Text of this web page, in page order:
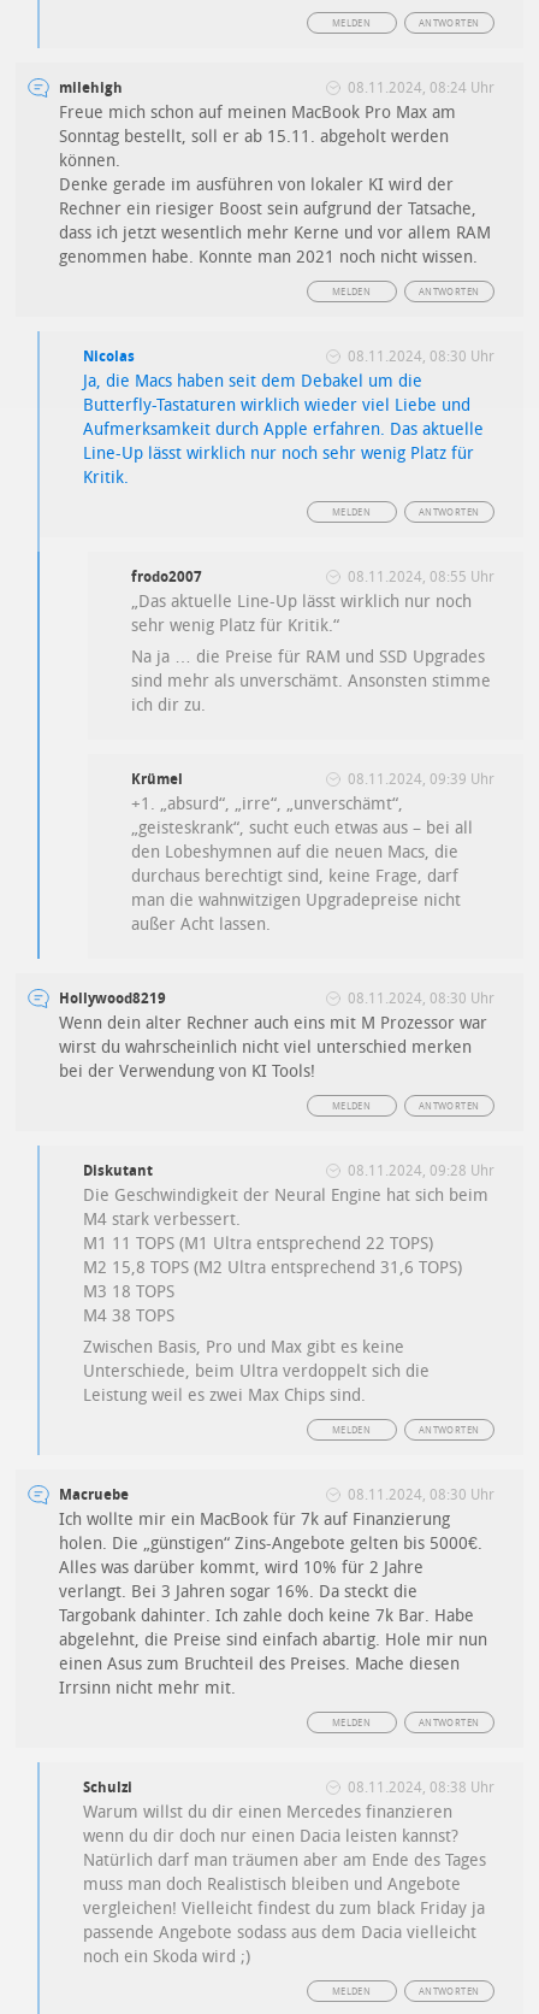
ANTWORTEN
MELDEN
milehigh 08.11.2024, 08:24 Uhr
Freue mich schon auf meinen MacBook Pro Max am
Sonntag bestellt, soll er ab 15.11. abgeholt werden
können.
Denke gerade im ausführen von lokaler KI wird der
Rechner ein riesiger Boost sein aufgrund der Tatsache,
dass ich jetzt wesentlich mehr Kerne und vor allem RAM
genommen habe. Konnte man 2021 noch nicht wissen.
ANTWORTEN
MELDEN
Nicolas 08.11.2024, 08:30 Uhr
Ja, die Macs haben seit dem Debakel um die
Butterfly-Tastaturen wirklich wieder viel Liebe und
Aufmerksamkeit durch Apple erfahren. Das aktuelle
Line-Up lässt wirklich nur noch sehr wenig Platz für
Kritik.
ANTWORTEN
MELDEN
frodo2007 08.11.2024, 08:55 Uhr
„Das aktuelle Line-Up lässt wirklich nur noch
sehr wenig Platz für Kritik.“
Na ja … die Preise für RAM und SSD Upgrades
sind mehr als unverschämt. Ansonsten stimme
ich dir zu.
Krümel 08.11.2024, 09:39 Uhr
+1. „absurd“, „irre“, „unverschämt“,
„geisteskrank“, sucht euch etwas aus – bei all
den Lobeshymnen auf die neuen Macs, die
durchaus berechtigt sind, keine Frage, darf
man die wahnwitzigen Upgradepreise nicht
außer Acht lassen.
Hollywood8219 08.11.2024, 08:30 Uhr
Wenn dein alter Rechner auch eins mit M Prozessor war
wirst du wahrscheinlich nicht viel unterschied merken
bei der Verwendung von KI Tools!
ANTWORTEN
MELDEN
Diskutant 08.11.2024, 09:28 Uhr
Die Geschwindigkeit der Neural Engine hat sich beim
M4 stark verbessert.
M1 11 TOPS (M1 Ultra entsprechend 22 TOPS)
M2 15,8 TOPS (M2 Ultra entsprechend 31,6 TOPS)
M3 18 TOPS
M4 38 TOPS
Zwischen Basis, Pro und Max gibt es keine
Unterschiede, beim Ultra verdoppelt sich die
Leistung weil es zwei Max Chips sind.
ANTWORTEN
MELDEN
Macruebe 08.11.2024, 08:30 Uhr
Ich wollte mir ein MacBook für 7k auf Finanzierung
holen. Die „günstigen“ Zins-Angebote gelten bis 5000€.
Alles was darüber kommt, wird 10% für 2 Jahre
verlangt. Bei 3 Jahren sogar 16%. Da steckt die
Targobank dahinter. Ich zahle doch keine 7k Bar. Habe
abgelehnt, die Preise sind einfach abartig. Hole mir nun
einen Asus zum Bruchteil des Preises. Mache diesen
Irrsinn nicht mehr mit.
ANTWORTEN
MELDEN
Schulzi 08.11.2024, 08:38 Uhr
Warum willst du dir einen Mercedes finanzieren
wenn du dir doch nur einen Dacia leisten kannst?
Natürlich darf man träumen aber am Ende des Tages
muss man doch Realistisch bleiben und Angebote
vergleichen! Vielleicht findest du zum black Friday ja
passende Angebote sodass aus dem Dacia vielleicht
noch ein Skoda wird ;)
ANTWORTEN
MELDEN